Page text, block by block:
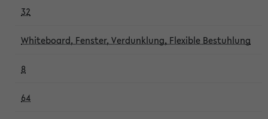
32
Whiteboard, Fenster, Verdunklung, Flexible Bestuhlung
8
64